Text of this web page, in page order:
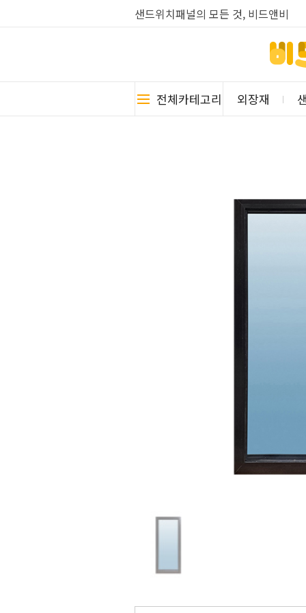
샌드위치패널의 모든 것, 비드앤비
전체카테고리 외장재